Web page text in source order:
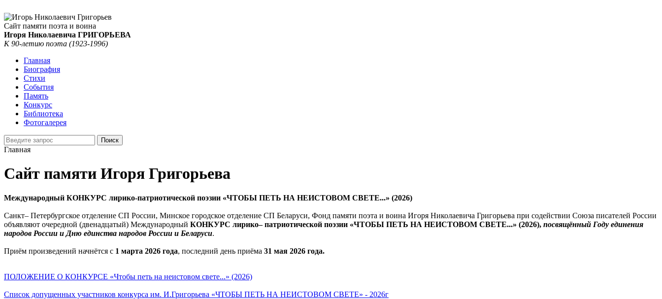
Сайт памяти поэта и воина
Игоря Николаевича ГРИГОРЬЕВА
К 90-летию поэта (1923-1996)
Главная
Биография
Стихи
События
Память
Конкурс
Библиотека
Фотогалерея
Главная
Сайт памяти Игоря Григорьева
Международный КОНКУРС лирико-патриотической поэзии «ЧТОБЫ ПЕТЬ НА НЕИСТОВОМ СВЕТЕ...» (2026)
Санкт‒ Петербургское отделение СП России, Минское городское отделение СП Беларуси, Фонд памяти поэта и воина Игоря Николаевича Григорьева при содействии Союза писателей России
объявляют очередной (двенадцатый) Международный КОНКУРС лирико‒ патриотической поэзии «ЧТОБЫ ПЕТЬ НА НЕИСТОВОМ СВЕТЕ...» (2026), посвящённый Году единения
народов России и Дню единства народов России и Беларуси.
Приём произведений начнётся с 1 марта 2026 года, последний день приёма 31 мая 2026 года.
ПОЛОЖЕНИЕ О КОНКУРСЕ «Чтобы петь на неистовом свете...» (2026)
Список допущенных участников конкурса им. И.Григорьева «ЧТОБЫ ПЕТЬ НА НЕИСТОВОМ СВЕТЕ» - 2026г